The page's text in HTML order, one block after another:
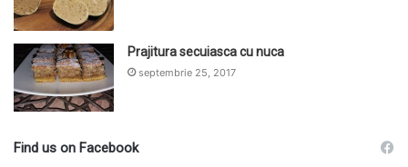
Prajitura secuiasca cu nuca
septembrie 25, 2017
Find us on Facebook